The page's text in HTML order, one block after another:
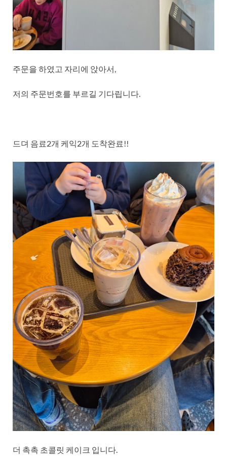
주문을 하였고 자리에 앉아서,
저의 주문번호를 부르길 기다립니다.
드뎌 음료2개 케익2개 도착완료!!
더 촉촉 초콜릿 케이크 입니다.